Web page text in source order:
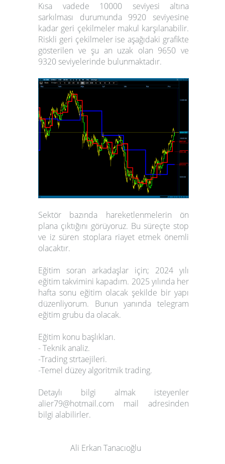
Kısa vadede 10000 seviyesi altına
sarkılması durumunda 9920 seviyesine
kadar geri çekilmeler makul karşılanabilir.
Riskli geri çekilmeler ise aşağıdaki grafikte
gösterilen ve şu an uzak olan 9650 ve
9320 seviyelerinde bulunmaktadır.
Sektör bazında hareketlenmelerin ön
plana çıktığını görüyoruz. Bu süreçte stop
ve iz süren stoplara riayet etmek önemli
olacaktır.
Eğitim soran arkadaşlar için; 2024 yılı
eğitim takvimini kapadım. 2025 yılında her
hafta sonu eğitim olacak şekilde bir yapı
düzenliyorum. Bunun yanında telegram
eğitim grubu da olacak.
Eğitim konu başlıkları.
- Teknik analiz.
-Trading strtaejileri.
-Temel düzey algoritmik trading.
Detaylı bilgi almak isteyenler
alier79@hotmail.com mail adresinden
bilgi alabilirler.
Ali Erkan Tanacıoğlu